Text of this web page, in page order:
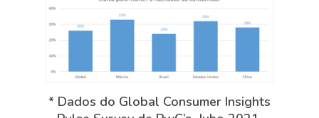
* Dados do Global Consumer Insights